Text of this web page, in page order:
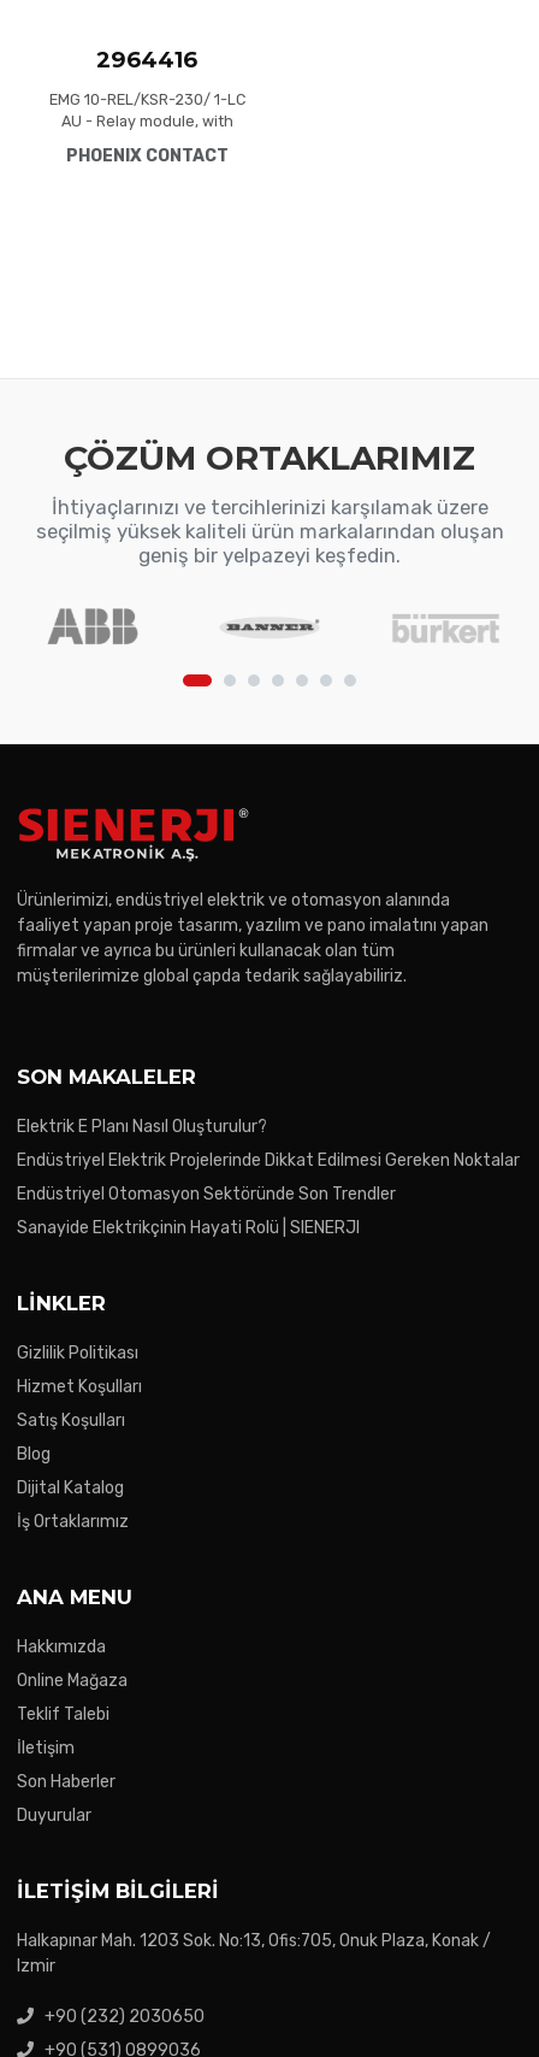
2964416
EMG 10-REL/KSR-230/ 1-LC
AU - Relay module, with
switching relay, gold contact
PHOENIX CONTACT
ÇÖZÜM ORTAKLARIMIZ
İhtiyaçlarınızı ve tercihlerinizi karşılamak üzere
seçilmiş yüksek kaliteli ürün markalarından oluşan
geniş bir yelpazeyi keşfedin.
Ürünlerimizi, endüstriyel elektrik ve otomasyon alanında
faaliyet yapan proje tasarım, yazılım ve pano imalatını yapan
firmalar ve ayrıca bu ürünleri kullanacak olan tüm
müşterilerimize global çapda tedarik sağlayabiliriz.
SON MAKALELER
Elektrik E Planı Nasıl Oluşturulur?
Endüstriyel Elektrik Projelerinde Dikkat Edilmesi Gereken Noktalar
Endüstriyel Otomasyon Sektöründe Son Trendler
Sanayide Elektrikçinin Hayati Rolü | SIENERJI
LINKLER
Gizlilik Politikası
Hizmet Koşulları
Satış Koşulları
Blog
Dijital Katalog
İş Ortaklarımız
ANA MENU
Hakkımızda
Online Mağaza
Teklif Talebi
İletişim
Son Haberler
Duyurular
İLETIŞIM BILGILERI
Halkapınar Mah. 1203 Sok. No:13, Ofis:705, Onuk Plaza, Konak /
Izmir
+90 (232) 2030650
+90 (531) 0899036